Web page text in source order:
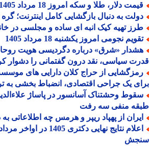
دلار، طلا و سکه امروز 18 مرداد 1405
به دنبال بازگشایی کامل اینترنت؛ گره
تهیه کیک انبه ای ساده و مجلسی در خانه
نجومی امروز یکشنبه 18 مرداد 1405
«شرق» درباره دگردیسی هویت روحانیت؛
سیاسی، نقد درون گفتمانی را دشوار
از حراج کلان دارایی های موسسه
یک جراحی اقتصادی، انضباط بخشی به
وحشتناک آسانسور در پاساژ علاءالدین /
منفی سه رفت
از پهپاد ریپر و هرمس چه اطلاعاتی به
اعلام نتایج نهایی دکتری 1405 در